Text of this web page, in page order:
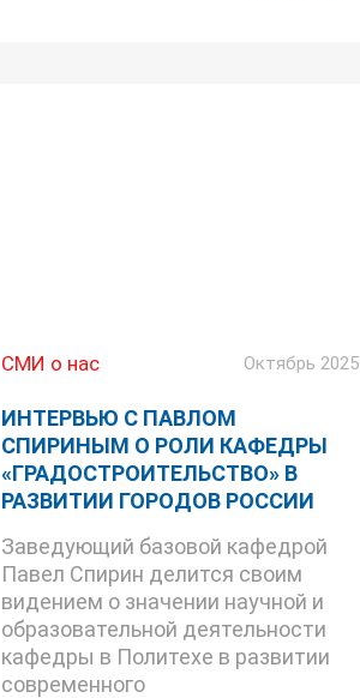
СМИ о нас Октябрь 2025
ИНТЕРВЬЮ С ПАВЛОМ
СПИРИНЫМ О РОЛИ КАФЕДРЫ
«ГРАДОСТРОИТЕЛЬСТВО» В
РАЗВИТИИ ГОРОДОВ РОССИИ
Заведующий базовой кафедрой
Павел Спирин делится своим
видением о значении научной и
образовательной деятельности
кафедры в Политехе в развитии
современного